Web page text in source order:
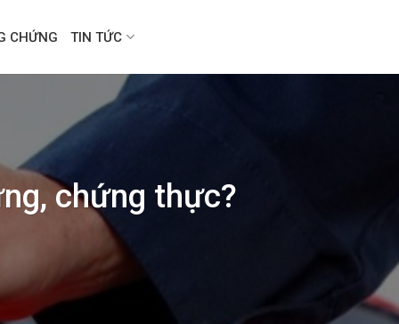
CHỨNG TIN TỨC
chứng thực?